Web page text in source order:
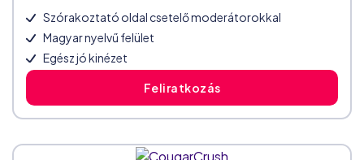
Szórakoztató oldal csetelő moderátorokkal
Magyar nyelvű felület
Egész jó kinézet
Feliratkozás